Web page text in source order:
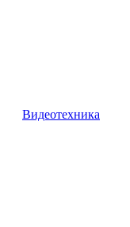
Видеотехника